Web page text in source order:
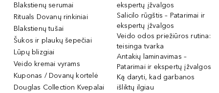
Blakstienų serumai
Rituals Dovanų rinkiniai
Blakstienų tušai
Šukos ir plaukų šepečiai
Lūpų blizgiai
Veido kremai vyrams
Kuponas / Dovanų kortelė
Douglas Collection Kvepalai
ekspertų įžvalgos
Salicilo rūgštis – Patarimai ir
ekspertų įžvalgos
Veido odos priežiūros rutina:
teisinga tvarka
Antakių laminavimas –
Patarimai ir ekspertų įžvalgos
Ką daryti, kad garbanos
išliktų ilgiau